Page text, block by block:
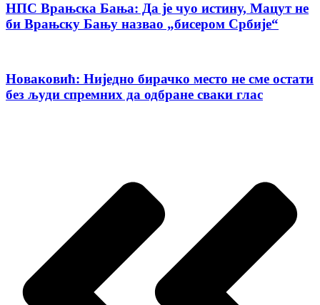
НПС Врањска Бања: Да је чуо истину, Мацут не
би Врањску Бању назвао „бисером Србије“
Новаковић: Ниједно бирачко место не сме остати
без људи спремних да одбране сваки глас